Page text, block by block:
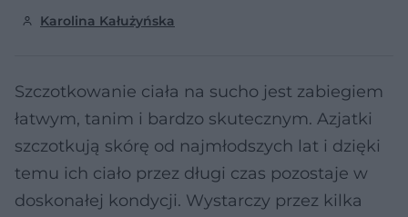
Karolina Kałużyńska
Szczotkowanie ciała na sucho jest zabiegiem
łatwym, tanim i bardzo skutecznym. Azjatki
szczotkują skórę od najmłodszych lat i dzięki
temu ich ciało przez długi czas pozostaje w
doskonałej kondycji. Wystarczy przez kilka